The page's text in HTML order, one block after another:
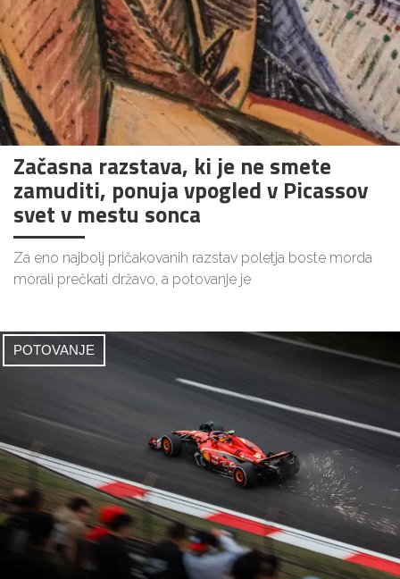
Začasna razstava, ki je ne smete
zamuditi, ponuja vpogled v Picassov
svet v mestu sonca
Za eno najbolj pričakovanih razstav poletja boste morda
morali prečkati državo, a potovanje je
POTOVANJE